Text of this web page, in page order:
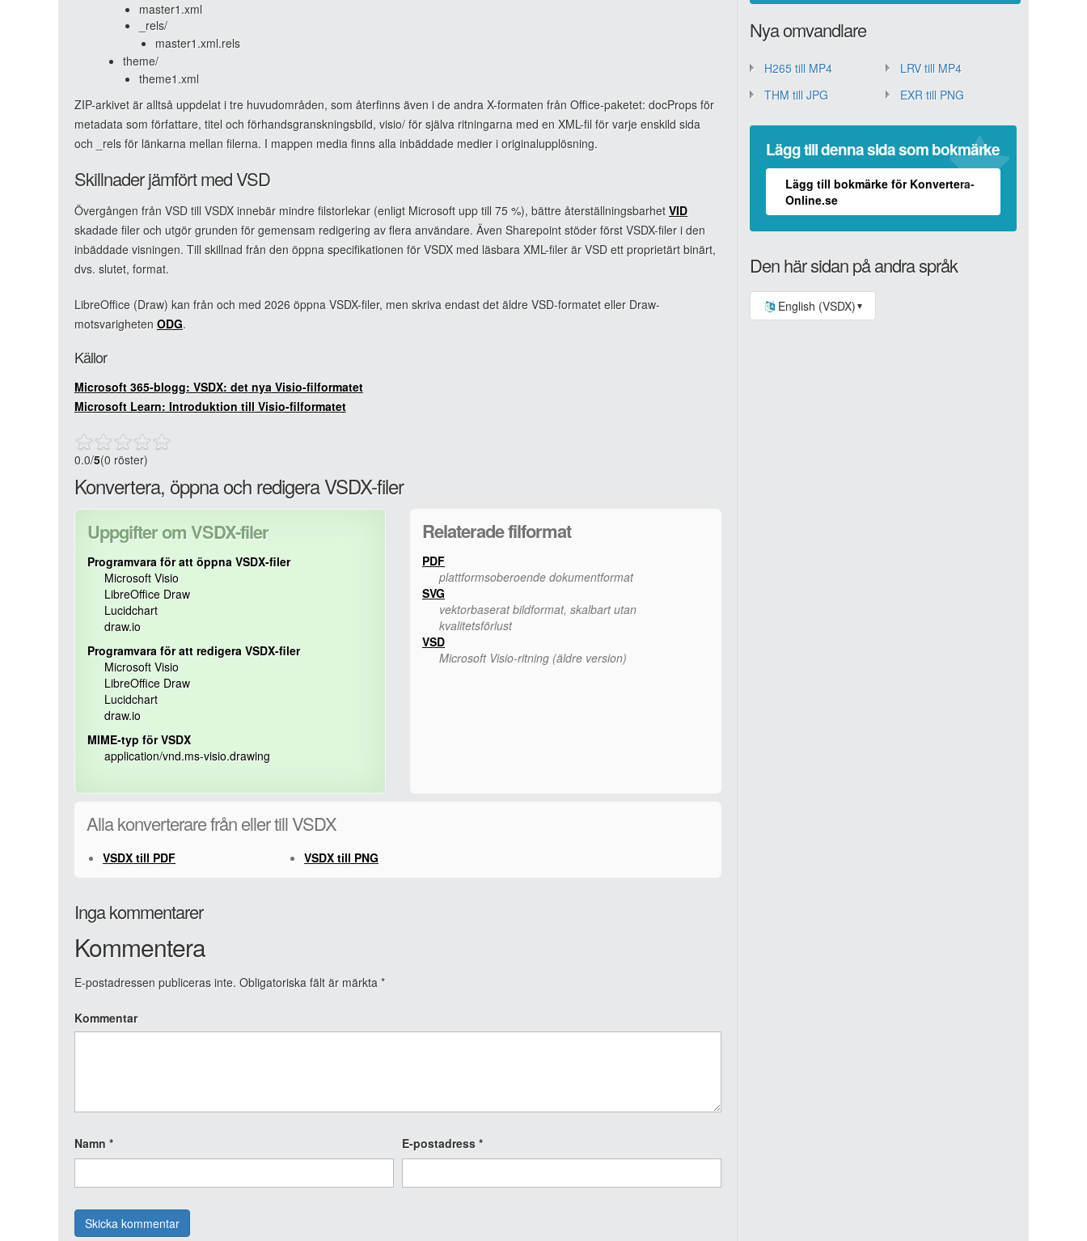
master1.xml
_rels/
master1.xml.rels
theme/
theme1.xml
ZIP-arkivet är alltså uppdelat i tre huvudområden, som återfinns även i de andra X-formaten från Office-paketet: docProps för
metadata som författare, titel och förhandsgranskningsbild, visio/ för själva ritningarna med en XML-fil för varje enskild sida
och _rels för länkarna mellan filerna. I mappen media finns alla inbäddade medier i originalupplösning.
Skillnader jämfört med VSD
Övergången från VSD till VSDX innebär mindre filstorlekar (enligt Microsoft upp till 75 %), bättre återställningsbarhet VID
skadade filer och utgör grunden för gemensam redigering av flera användare. Även Sharepoint stöder först VSDX-filer i den
inbäddade visningen. Till skillnad från den öppna specifikationen för VSDX med läsbara XML-filer är VSD ett proprietärt binärt,
dvs. slutet, format.
LibreOffice (Draw) kan från och med 2026 öppna VSDX-filer, men skriva endast det äldre VSD-formatet eller Draw-
motsvarigheten ODG.
Källor
Microsoft 365-blogg: VSDX: det nya Visio-filformatet
Microsoft Learn: Introduktion till Visio-filformatet
0.0/5(0 röster)
Konvertera, öppna och redigera VSDX-filer
Uppgifter om VSDX-filer
Programvara för att öppna VSDX-filer
Microsoft Visio
LibreOffice Draw
Lucidchart
draw.io
Programvara för att redigera VSDX-filer
Microsoft Visio
LibreOffice Draw
Lucidchart
draw.io
MIME-typ för VSDX
application/vnd.ms-visio.drawing
Relaterade filformat
PDF
plattformsoberoende dokumentformat
SVG
vektorbaserat bildformat, skalbart utan
kvalitetsförlust
VSD
Microsoft Visio-ritning (äldre version)
Alla konverterare från eller till VSDX
VSDX till PDF VSDX till PNG
Inga kommentarer
Kommentera
E-postadressen publiceras inte. Obligatoriska fält är märkta *
Kommentar
Namn * E-postadress *
Nya omvandlare
H265 till MP4
LRV till MP4
THM till JPG
EXR till PNG
Lägg till denna sida som bokmärke
Lägg till bokmärke för Konvertera-
Online.se
Den här sidan på andra språk
English (VSDX) ▼